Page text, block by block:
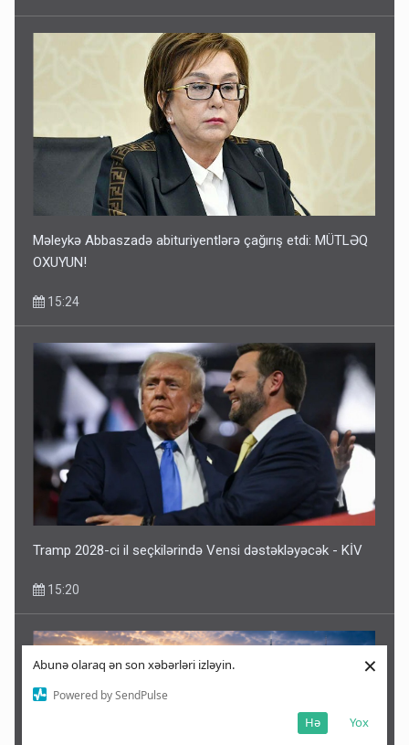
Abunə olaraq ən son xəbərləri izləyin.
Powered by SendPulse
Yox
Hə
×
Məleykə Abbaszadə abituriyentlərə çağırış etdi: MÜTLƏQ
OXUYUN!
15:24
Tramp 2028-ci il seçkilərində Vensi dəstəkləyəcək - KİV
15:20